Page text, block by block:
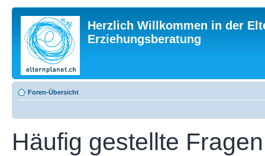
Herzlich Willkommen in der
Erziehungsberatung
Foren-Übersicht
Häufig gestellte Fragen